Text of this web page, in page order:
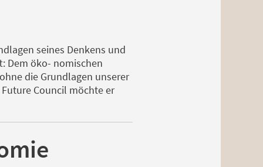
seines Denkens und
Dem öko- nomischen
die Grundlagen unserer
Council möchte er